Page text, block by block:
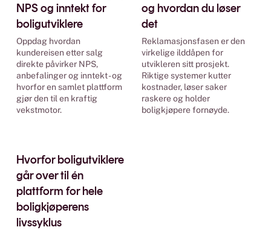
NPS og inntekt for
boligutviklere
Oppdag hvordan
kundereisen etter salg
direkte påvirker NPS,
anbefalinger og inntekt - og
hvorfor en samlet plattform
gjør den til en kraftig
vekstmotor.
og hvordan du løser
det
Reklamasjonsfasen er den
virkelige ilddåpen for
utvikleren sitt prosjekt.
Riktige systemer kutter
kostnader, løser saker
raskere og holder
boligkjøpere fornøyde.
Hvorfor boligutviklere
går over til én
plattform for hele
boligkjøperens
livssyklus